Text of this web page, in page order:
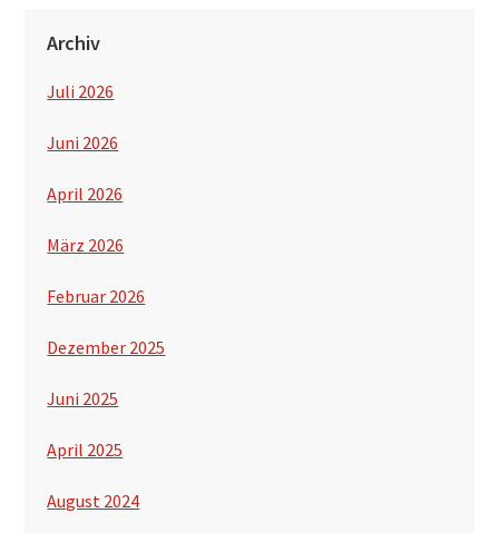
Archiv
Juli 2026
Juni 2026
April 2026
März 2026
Februar 2026
Dezember 2025
Juni 2025
April 2025
August 2024